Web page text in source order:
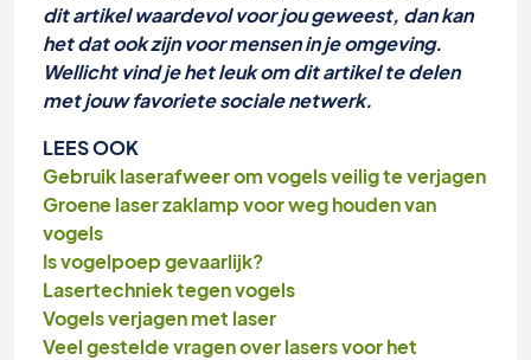
dit artikel waardevol voor jou geweest, dan kan
het dat ook zijn voor mensen in je omgeving.
Wellicht vind je het leuk om dit artikel te delen
met jouw favoriete sociale netwerk.
LEES OOK
Gebruik laserafweer om vogels veilig te verjagen
Groene laser zaklamp voor weg houden van
vogels
Is vogelpoep gevaarlijk?
Lasertechniek tegen vogels
Vogels verjagen met laser
Veel gestelde vragen over lasers voor het